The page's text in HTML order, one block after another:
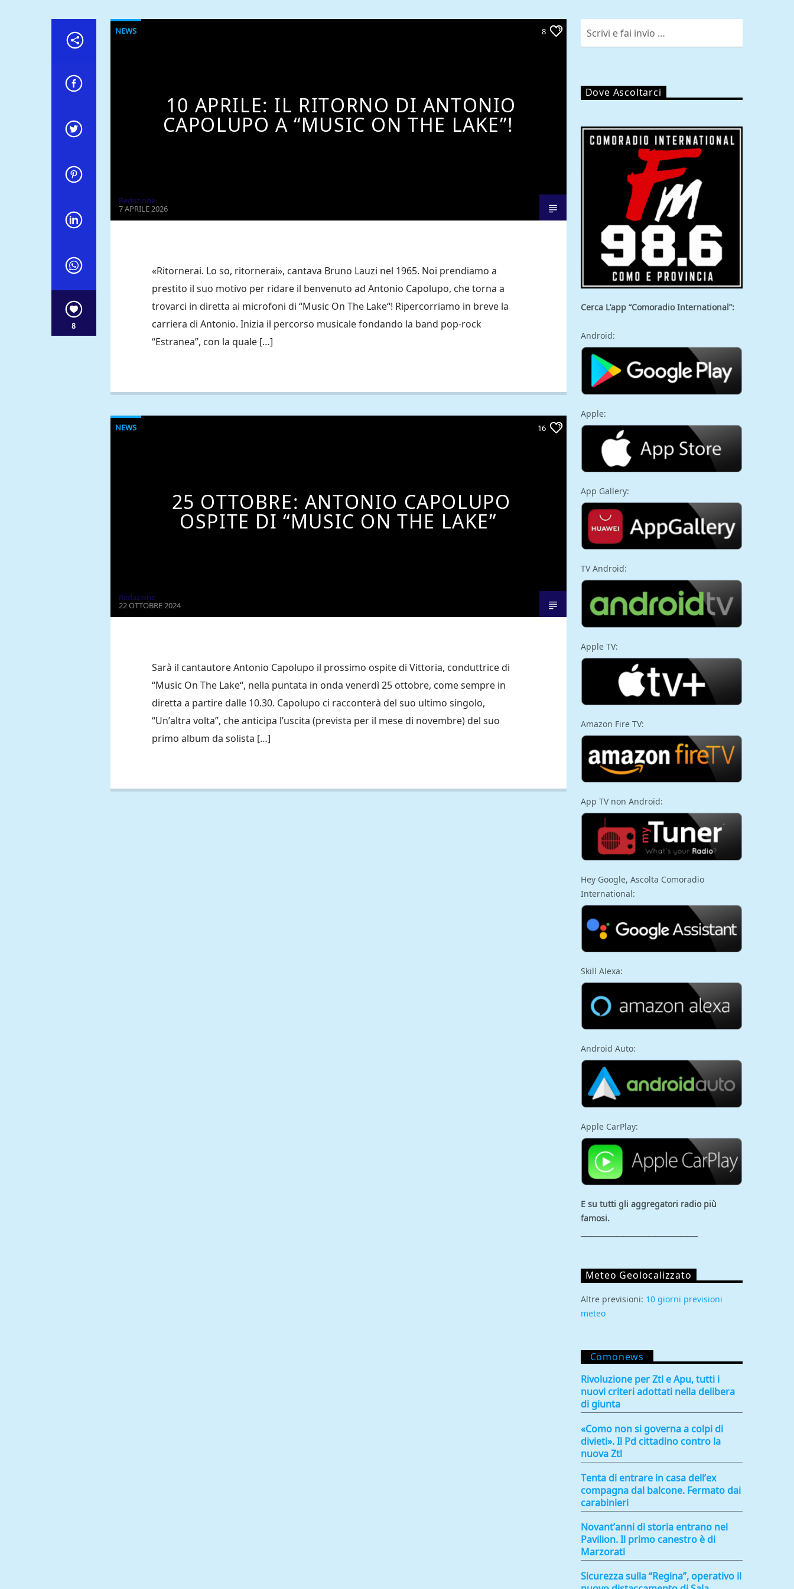
8
NEWS 8
10 APRILE: IL RITORNO DI ANTONIO
CAPOLUPO A “MUSIC ON THE LAKE”!
Redazione
7 APRILE 2026
«Ritornerai. Lo so, ritornerai», cantava Bruno Lauzi nel 1965. Noi prendiamo a
prestito il suo motivo per ridare il benvenuto ad Antonio Capolupo, che torna a
trovarci in diretta ai microfoni di “Music On The Lake“! Ripercorriamo in breve la
carriera di Antonio. Inizia il percorso musicale fondando la band pop-rock
“Estranea”, con la quale […]
NEWS 16
25 OTTOBRE: ANTONIO CAPOLUPO
OSPITE DI “MUSIC ON THE LAKE”
Redazione
22 OTTOBRE 2024
Sarà il cantautore Antonio Capolupo il prossimo ospite di Vittoria, conduttrice di
“Music On The Lake“, nella puntata in onda venerdì 25 ottobre, come sempre in
diretta a partire dalle 10.30. Capolupo ci racconterà del suo ultimo singolo,
“Un’altra volta”, che anticipa l’uscita (prevista per il mese di novembre) del suo
primo album da solista […]
Dove Ascoltarci
Cerca L’app “Comoradio International”:
Android:
Apple:
App Gallery:
TV Android:
Apple TV:
Amazon Fire TV:
App TV non Android:
Hey Google, Ascolta Comoradio
International:
Skill Alexa:
Android Auto:
Apple CarPlay:
E su tutti gli aggregatori radio più
famosi.
Meteo Geolocalizzato
Altre previsioni: 10 giorni previsioni
meteo
Comonews
Rivoluzione per Ztl e Apu, tutti i
nuovi criteri adottati nella delibera
di giunta
«Como non si governa a colpi di
divieti». Il Pd cittadino contro la
nuova Ztl
Tenta di entrare in casa dell’ex
compagna dal balcone. Fermato dai
carabinieri
Novant’anni di storia entrano nel
Pavilion. Il primo canestro è di
Marzorati
Sicurezza sulla “Regina”, operativo il